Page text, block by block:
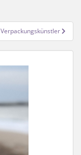
Verpackungskünstler